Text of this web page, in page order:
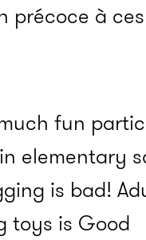
précoce à
fun
elementary
is bad!
toys is Good